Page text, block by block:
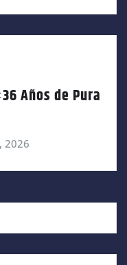
Años de Pura
2026